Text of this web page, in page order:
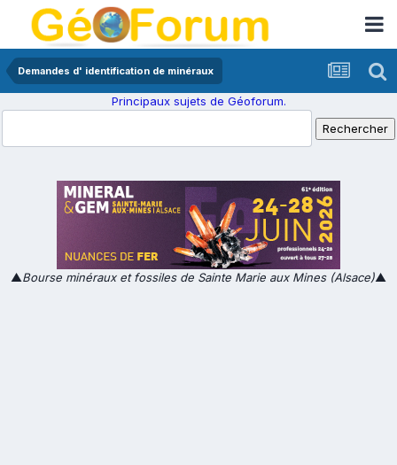
Demandes d' identification de minéraux
Principaux sujets de Géoforum.
▲Bourse minéraux et fossiles de Sainte Marie aux Mines (Alsace)▲